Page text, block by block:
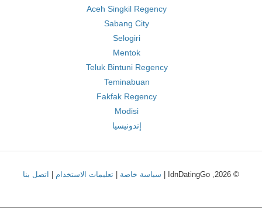
Aceh Singkil Regency
Sabang City
Selogiri
Mentok
Teluk Bintuni Regency
Teminabuan
Fakfak Regency
Modisi
إندونيسيا
© 2026, IdnDatingGo | سياسة خاصة تعليمات الاستخدام اتصل بنا